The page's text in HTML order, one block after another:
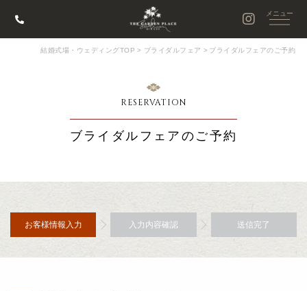
結婚式場・ウェディングTOP > ブライダルフェア > ブライダルフェアのご予約
RESERVATION
ブライダルフェアのご予約
お客様情報入力 入力内容確認 送信完了